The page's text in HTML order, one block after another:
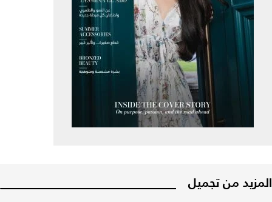
المزيد من تجميل